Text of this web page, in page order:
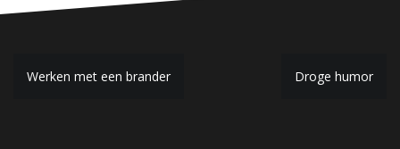
BWerken met een brander Droge humor